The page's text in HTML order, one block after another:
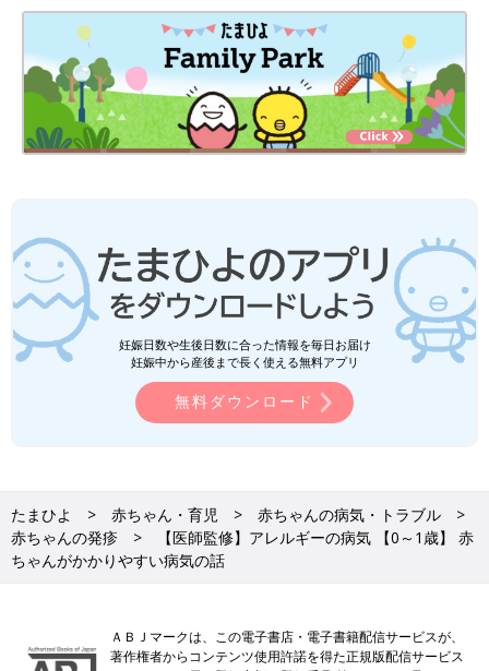
妊娠日数や生後日数に合った情報を毎日お届け
妊娠中から産後まで長く使える無料アプリ
無料ダウンロード
たまひよ 赤ちゃん・育児
赤ちゃんの病気・トラブル
赤ちゃんの発疹
【医師監修】アレルギーの病気 【0～1歳】 赤
ちゃんがかかりやすい病気の話
ＡＢＪマークは、この電子書店・電子書籍配信サービスが、
著作権者からコンテンツ使用許諾を得た正規版配信サービス